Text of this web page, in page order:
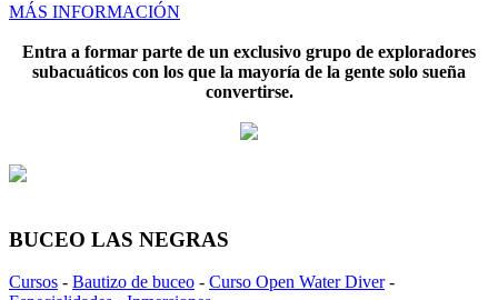
MÁS INFORMACIÓN
Entra a formar parte de un exclusivo grupo de exploradores
subacuáticos con los que la mayoría de la gente solo sueña
convertirse.
BUCEO LAS NEGRAS
Cursos - Bautizo de buceo - Curso Open Water Diver-